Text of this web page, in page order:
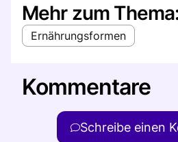
Mehr zum
Ernährungsformen
Kommentare
Schreibe einen